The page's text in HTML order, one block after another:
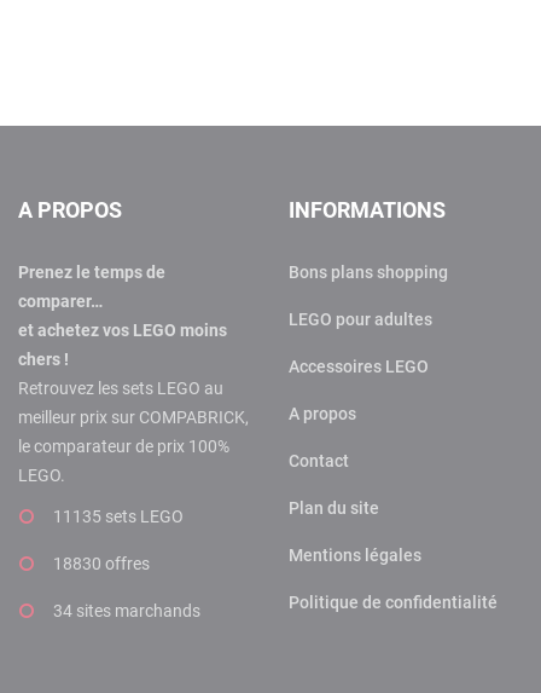
A PROPOS
Prenez le temps de
comparer…
et achetez vos LEGO moins
chers !
Retrouvez les sets LEGO au
meilleur prix sur COMPABRICK,
le comparateur de prix 100%
LEGO.
11135 sets LEGO
18830 offres
34 sites marchands
INFORMATIONS
Bons plans shopping
LEGO pour adultes
Accessoires LEGO
A propos
Contact
Plan du site
Mentions légales
Politique de confidentialité